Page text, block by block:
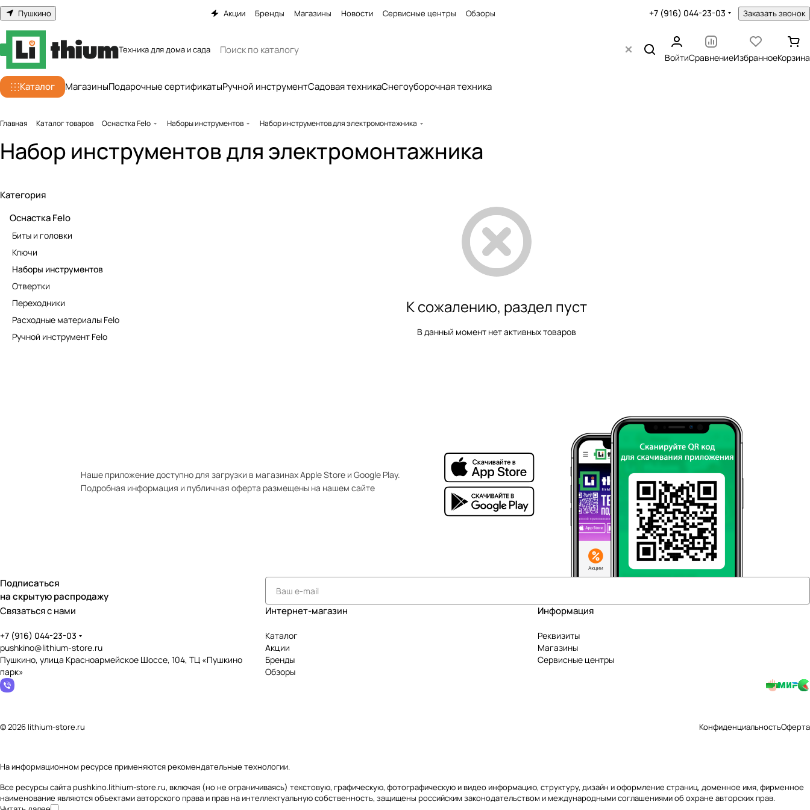
Пушкино Акции Бренды Магазины Новости Сервисные центры Обзоры +7 (916) 044-23-03 Заказать звонок
Техника для дома и сада
ВойтиСравнениеИзбранноеКорзина
Каталог МагазиныПодарочные сертификатыРучной инструментСадовая техникаСнегоуборочная техника
Главная Каталог товаров Оснастка Felo Наборы инструментов Набор инструментов для электромонтажника
Набор инструментов для электромонтажника
К сожалению, раздел пуст
В данный момент нет активных товаров
Категория
Оснастка Felo
Биты и головки
Ключи
Наборы инструментов
Отвертки
Переходники
Расходные материалы Felo
Ручной инструмент Felo
Наше приложение доступно для загрузки в магазинах Apple Store и Google Play.
Подробная информация и публичная оферта размещены на нашем сайте
Подписаться
на скрытую распродажу
Связаться с нами
+7 (916) 044-23-03
pushkino@lithium-store.ru
Пушкино, улица Красноармейское Шоссе, 104, ТЦ «Пушкино
парк»
Интернет-магазин
Каталог
Акции
Бренды
Обзоры
Информация
Реквизиты
Магазины
Сервисные центры
© 2026 lithium-store.ru КонфиденциальностьОферта
На информационном ресурсе применяютсярекомендательные технологии.
Все ресурсы сайта pushkino.lithium-store.ru, включая (но не ограничиваясь) текстовую, графическую, фотографическую и видео информацию, структуру, дизайн и оформление страниц, доменное имя, фирменное
наименование являются объектами авторского права и прав на интеллектуальную собственность, защищены российским законодательством и международными соглашениями об охране авторских прав.